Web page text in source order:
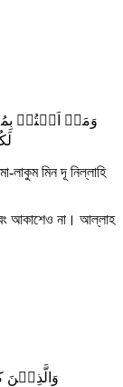
وَمَاۤ اَنۡتُمۡ
লাকুম মিন দূ নিল্লাহি
আকাশেও না। আল্লাহ
وَالَّذِیۡنَ